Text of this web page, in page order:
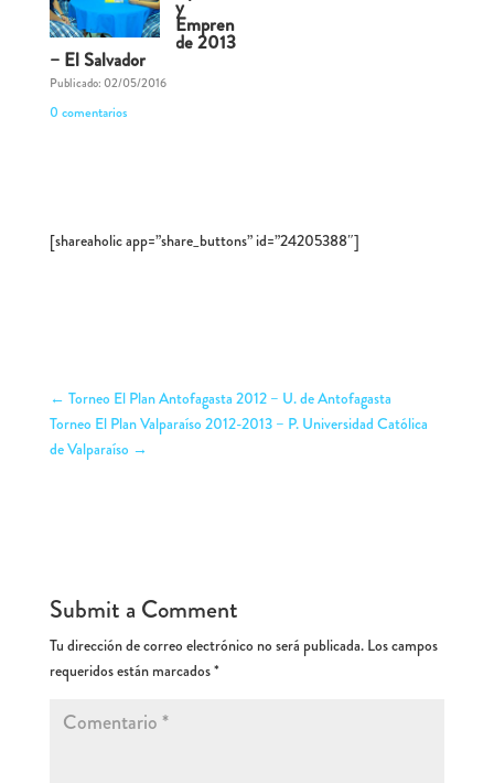
y
Empren
de 2013
– El Salvador
Publicado: 02/05/2016
0 comentarios
[shareaholic app=”share_buttons” id=”24205388″]
← Torneo El Plan Antofagasta 2012 – U. de Antofagasta
Torneo El Plan Valparaíso 2012-2013 – P. Universidad Católica
de Valparaíso →
Submit a Comment
Tu dirección de correo electrónico no será publicada. Los campos
requeridos están marcados*